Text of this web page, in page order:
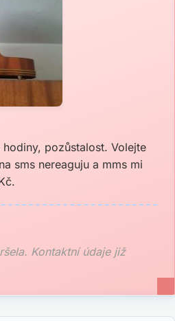
pozůstalost. Volejte
sms nereaguju a mms mi
Kontaktní údaje již